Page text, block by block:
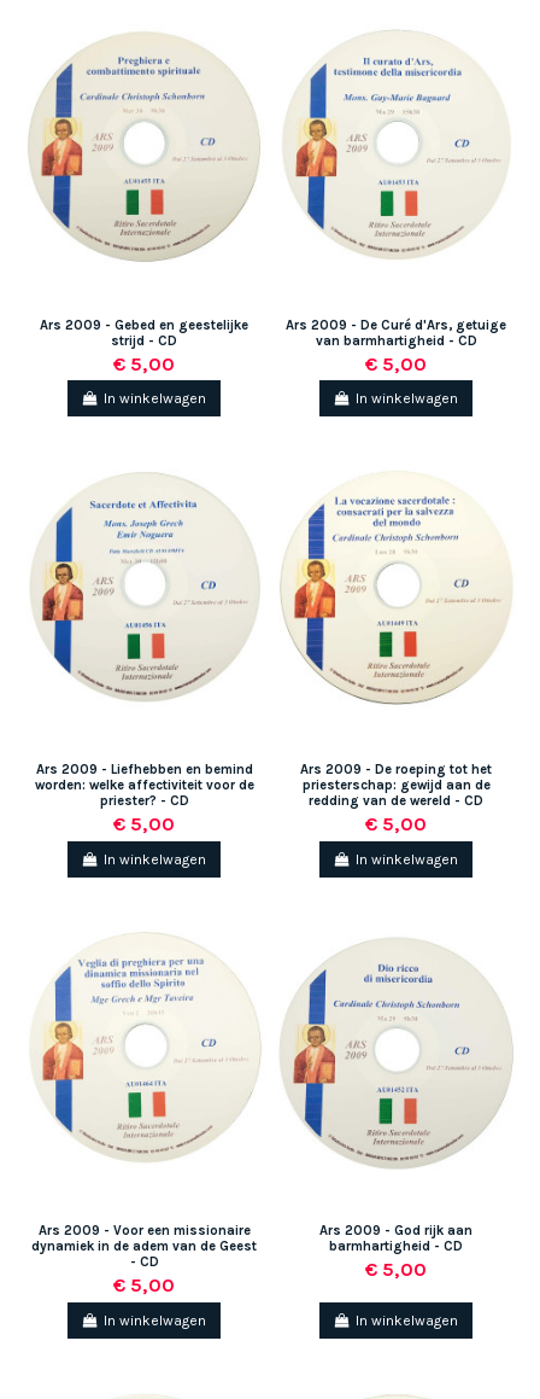
Ars 2009 - Gebed en geestelijke
strijd - CD
€ 5,00
In winkelwagen
Ars 2009 - De Curé d'Ars, getuige
van barmhartigheid - CD
€ 5,00
In winkelwagen
Ars 2009 - Liefhebben en bemind
worden: welke affectiviteit voor de
priester? - CD
€ 5,00
In winkelwagen
Ars 2009 - De roeping tot het
priesterschap: gewijd aan de
redding van de wereld - CD
€ 5,00
In winkelwagen
Ars 2009 - Voor een missionaire
dynamiek in de adem van de Geest
- CD
€ 5,00
In winkelwagen
Ars 2009 - God rijk aan
barmhartigheid - CD
€ 5,00
In winkelwagen